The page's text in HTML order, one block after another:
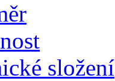
složení